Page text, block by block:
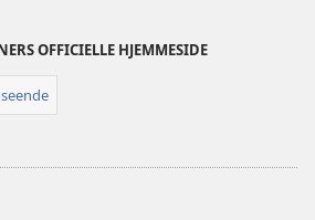
–
OFFICIELLE HJEMMESIDE